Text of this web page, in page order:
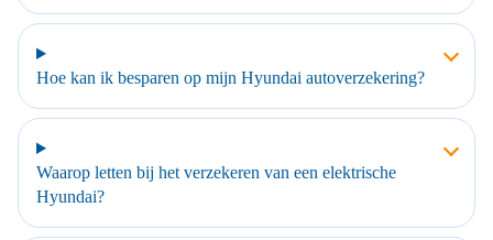
Hoe kan ik besparen op mijn Hyundai autoverzekering?
Waarop letten bij het verzekeren van een elektrische
Hyundai?